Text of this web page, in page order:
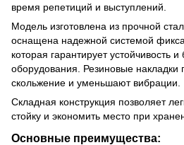
время репетиций и выступлений.
Модель изготовлена из прочной
оснащена надежной системой
которая гарантирует устойчивость
оборудования. Резиновые
скольжение и уменьшают вибрации.
Складная конструкция позволяет
стойку и экономить место при
Основные преимущества: